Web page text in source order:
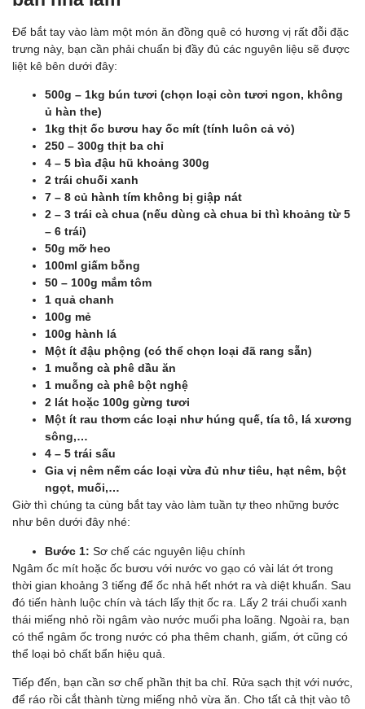
Để bắt tay vào làm một món ăn đồng quê có hương vị rất đỗi đặc
trưng này, bạn cần phải chuẩn bị đầy đủ các nguyên liệu sẽ được
liệt kê bên dưới đây:
500g – 1kg bún tươi (chọn loại còn tươi ngon, không
ủ hàn the)
1kg thịt ốc bươu hay ốc mít (tính luôn cả vỏ)
250 – 300g thịt ba chỉ
4 – 5 bìa đậu hũ khoảng 300g
2 trái chuối xanh
7 – 8 củ hành tím không bị giập nát
2 – 3 trái cà chua (nếu dùng cà chua bi thì khoảng từ 5
– 6 trái)
50g mỡ heo
100ml giấm bỗng
50 – 100g mắm tôm
1 quả chanh
100g mẻ
100g hành lá
Một ít đậu phộng (có thể chọn loại đã rang sẵn)
1 muỗng cà phê dầu ăn
1 muỗng cà phê bột nghệ
2 lát hoặc 100g gừng tươi
Một ít rau thơm các loại như húng quế, tía tô, lá xương
sông,…
4 – 5 trái sấu
Gia vị nêm nếm các loại vừa đủ như tiêu, hạt nêm, bột
ngọt, muối,…
Giờ thì chúng ta cùng bắt tay vào làm tuần tự theo những bước
như bên dưới đây nhé:
Bước 1: Sơ chế các nguyên liệu chính
Ngâm ốc mít hoặc ốc bươu với nước vo gạo có vài lát ớt trong
thời gian khoảng 3 tiếng để ốc nhả hết nhớt ra và diệt khuẩn. Sau
đó tiến hành luộc chín và tách lấy thịt ốc ra. Lấy 2 trái chuối xanh
thái miếng nhỏ rồi ngâm vào nước muối pha loãng. Ngoài ra, bạn
có thể ngâm ốc trong nước có pha thêm chanh, giấm, ớt cũng có
thể loại bỏ chất bẩn hiệu quả.
Tiếp đến, bạn cần sơ chế phần thịt ba chỉ. Rửa sạch thịt với nước,
để ráo rồi cắt thành từng miếng nhỏ vừa ăn. Cho tất cả thịt vào tô